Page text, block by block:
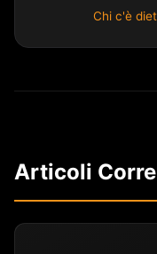
Chi c'è
Articoli